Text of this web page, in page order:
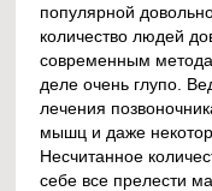
популярной
количество людей
современным
деле очень глупо.
лечения
мышц и даже
Несчитанное
себе все прелести